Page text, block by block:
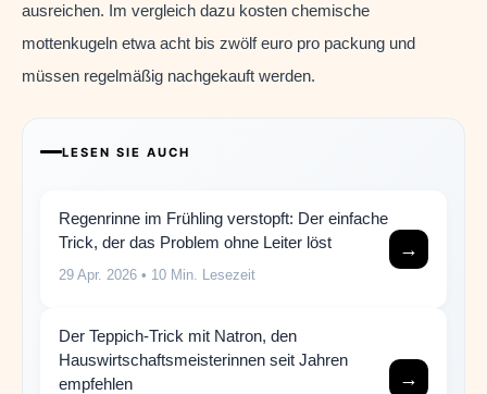
ausreichen. Im vergleich dazu kosten chemische
mottenkugeln etwa acht bis zwölf euro pro packung und
müssen regelmäßig nachgekauft werden.
LESEN SIE AUCH
Regenrinne im Frühling verstopft: Der einfache
Trick, der das Problem ohne Leiter löst
29 Apr. 2026 • 10 Min. Lesezeit
→
Der Teppich-Trick mit Natron, den
Hauswirtschaftsmeisterinnen seit Jahren
empfehlen
→